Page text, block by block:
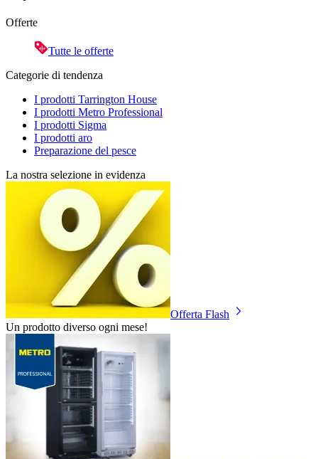
Offerte
Tutte le offerte
Categorie di tendenza
I prodotti Tarrington House
I prodotti Metro Professional
I prodotti Sigma
I prodotti aro
Preparazione del pesce
La nostra selezione in evidenza
Offerta Flash
Un prodotto diverso ogni mese!